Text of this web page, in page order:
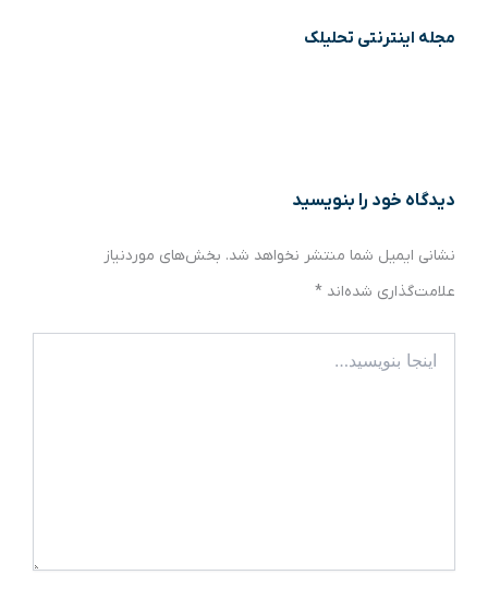
مجله اینترنتی تحلیلک
دیدگاه‌ خود را بنویسید
نشانی ایمیل شما منتشر نخواهد شد. بخش‌های موردنیاز
علامت‌گذاری شده‌اند *
بنویسید…